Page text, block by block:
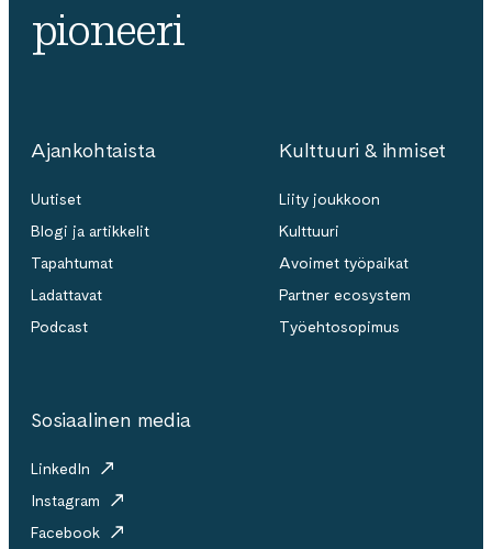
pioneeri
Ajankohtaista
Uutiset
Blogi ja artikkelit
Tapahtumat
Ladattavat
Podcast
Kulttuuri & ihmiset
Liity joukkoon
Kulttuuri
Avoimet työpaikat
Partner ecosystem
Työehtosopimus
Sosiaalinen media
LinkedIn
Instagram
Facebook